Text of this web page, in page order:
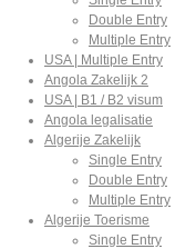
Double Entry
Multiple Entry
USA | Multiple Entry
Angola Zakelijk 2
USA | B1 / B2 visum
Angola legalisatie
Algerije Zakelijk
Single Entry
Double Entry
Multiple Entry
Algerije Toerisme
Single Entry